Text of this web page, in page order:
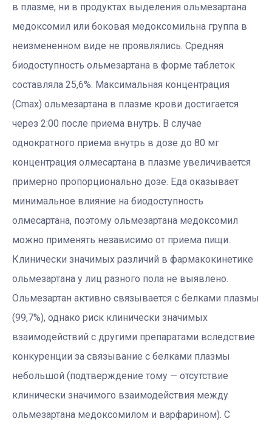
в плазме, ни в продуктах выделения ольмезартана
медоксомил или боковая медоксомильна группа в
неизмененном виде не проявлялись. Средняя
биодоступность ольмезартана в форме таблеток
составляла 25,6%. Максимальная концентрация
(Cmаx) ольмезартана в плазме крови достигается
через 2:00 после приема внутрь. В случае
однократного приема внутрь в дозе до 80 мг
концентрация олмесартана в плазме увеличивается
примерно пропорционально дозе. Еда оказывает
минимальное влияние на биодоступность
олмесартана, поэтому ольмезартана медоксомил
можно применять независимо от приема пищи.
Клинически значимых различий в фармакокинетике
ольмезартана у лиц разного пола не выявлено.
Ольмезартан активно связывается с белками плазмы
(99,7%), однако риск клинически значимых
взаимодействий с другими препаратами вследствие
конкуренции за связывание с белками плазмы
небольшой (подтверждение тому — отсутствие
клинически значимого взаимодействия между
ольмезартана медоксомилом и варфарином). С